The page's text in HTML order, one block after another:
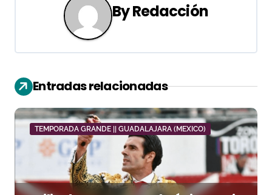
c
i
ó
n
d
ByRedacción
Entradas relacionadas
TEMPORADA GRANDE || GUADALAJARA (MEXICO)